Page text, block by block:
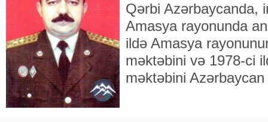
Qərbi Azərbaycanda,
Amasya rayonunda
ildə Amasya
məktəbini və 1978-ci
məktəbini